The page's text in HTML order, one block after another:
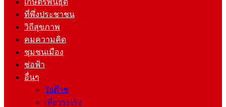
เกษตรพันธุ์ดี
ที่พึ่งประชาชน
วิถีสุขภาพ
คมความคิด
ชุมชนเมือง
ช่อฟ้า
อื่นๆ
วัยต๊าช
เที่ยวระเริง